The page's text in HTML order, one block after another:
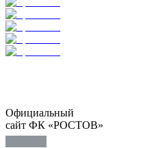
Официальный
сайт ФК «РОСТОВ»